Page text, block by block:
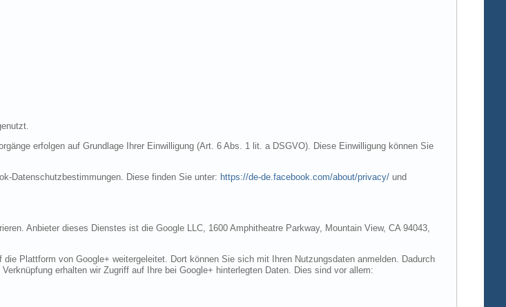
erfolgen auf Grundlage Ihrer Einwilligung (Art. 6 Abs. 1 lit. a DSGVO). Diese Einwilligung können Sie
Datenschutzbestimmungen. Diese finden Sie unter: https://de-de.facebook.com/about/privacy/ und
Anbieter dieses Dienstes ist die Google LLC, 1600 Amphitheatre Parkway, Mountain View, CA 94043,
Plattform von Google+ weitergeleitet. Dort können Sie sich mit Ihren Nutzungsdaten anmelden. Dadurch
erhalten wir Zugriff auf Ihre bei Google+ hinterlegten Daten. Dies sind vor allem: